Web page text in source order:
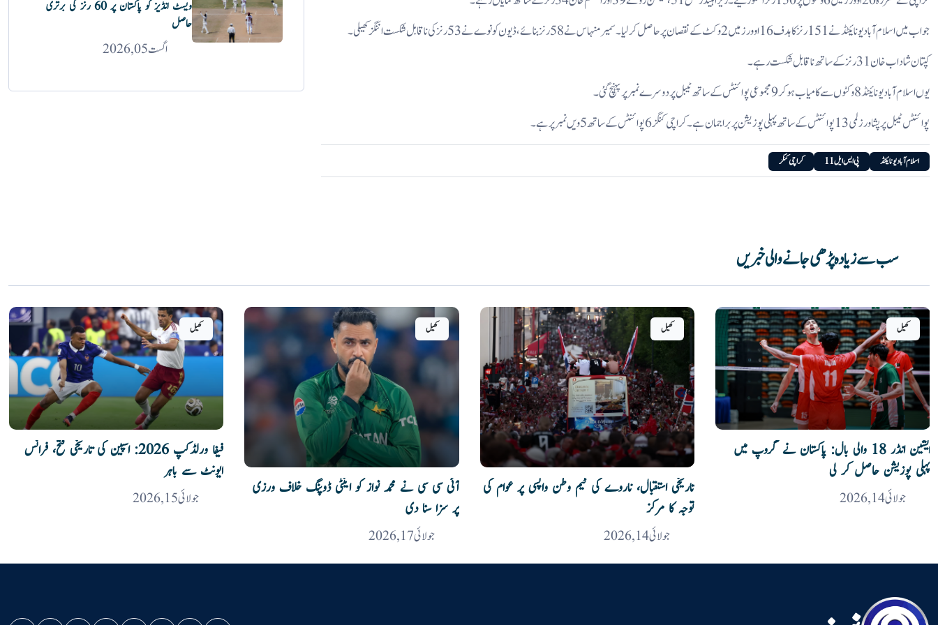
جواب میں اسلام آباد یونائیٹڈ نے 151 رنز کا ہدف 16 اوورز میں 2 وکٹ کے نقصان پرحاصل کرلیا۔سمیر منہاس نے 58 رنز بنائے، ڈیون کونوے نے 53 رنز کی ناقابل شکست اننگز کھیلی۔
کپتان شاداب خان 31 رنز کے ساتھ ناقابل شکست رہے۔
یوں اسلام آباد یونائیٹڈ 8 وکٹوں سے کامیاب ہوکر 9 مجموعی پوائنٹس کے ساتھ ٹیبل پر دوسرے نمبر پر پہنچ گئی۔
پوائنٹس ٹیبل پر پشاور زلمی 13 پوائنٹس کے ساتھ پہلی پوزیشن پر براجمان ہے۔کراچی کنگز 6 پوائنٹس کے ساتھ 5 ویں نمبر پر ہے۔
اسلام آباد یونائیٹڈ پی ایس ایل 11 کراچی کنگز
ویسٹ انڈیز کو پاکستان پر 60 رنز کی برتری
حاصل
اگست 05, 2026
سب سے زیادہ پڑھی جانے والی خبریں
کھیل
ایشین انڈر 18 والی بال: پاکستان نے گروپ میں
پہلی پوزیشن حاصل کر لی
جولائی 14, 2026
کھیل
تاریخی استقبال، ناروے کی ٹیم وطن واپسی پر عوام کی
توجہ کا مرکز
جولائی 14, 2026
کھیل
آئی سی سی نے محمد نواز کو اینٹی ڈوپنگ خلاف ورزی
پر سزا سنا دی
جولائی 17, 2026
کھیل
فیفا ورلڈکپ 2026: اسپین کی تاریخی فتح، فرانس
ایونٹ سے باہر
جولائی 15, 2026